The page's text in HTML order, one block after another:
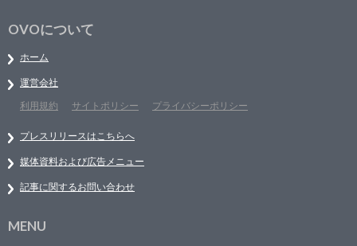
OVOについて
ホーム
運営会社
利用規約
サイトポリシー プライバシーポリシー
プレスリリースはこちらへ
媒体資料および広告メニュー
記事に関するお問い合わせ
MENU